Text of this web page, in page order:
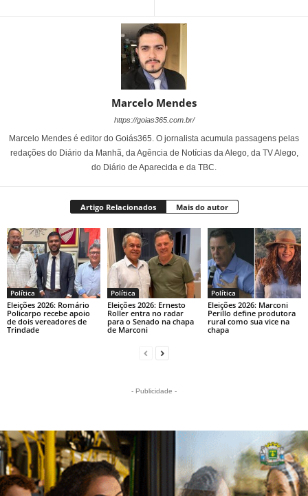
Marcelo Mendes
https://goias365.com.br/
Marcelo Mendes é editor do Goiás365. O jornalista acumula passagens pelas
redações do Diário da Manhã, da Agência de Notícias da Alego, da TV Alego,
do Diário de Aparecida e da TBC.
Artigo Relacionados Mais do autor
Política
Eleições 2026: Romário
Policarpo recebe apoio
de dois vereadores de
Trindade
Política
Eleições 2026: Ernesto
Roller entra no radar
para o Senado na chapa
de Marconi
Política
Eleições 2026: Marconi
Perillo define produtora
rural como sua vice na
chapa
- Publicidade -